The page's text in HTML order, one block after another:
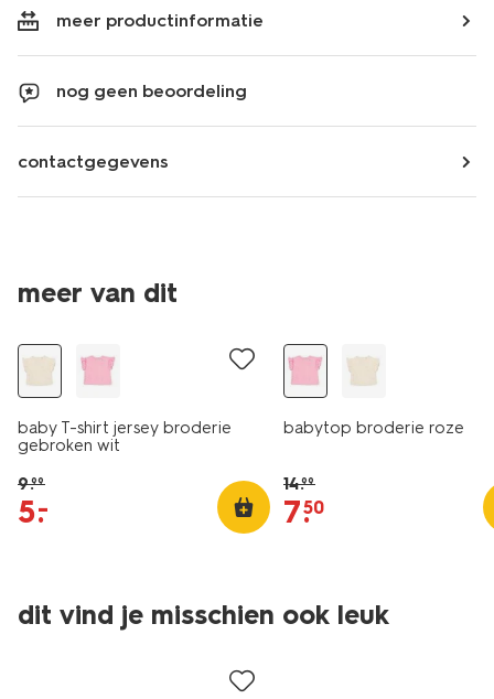
meer productinformatie
nog geen beoordeling
contactgegevens
meer van dit
sale
baby T-shirt jersey broderie
gebroken wit
9.99
5.
–
babytop broderie roze
14.99
7.
50
dit vind je misschien ook leuk
sale nieuw